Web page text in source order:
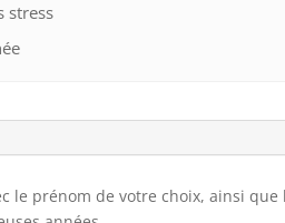
stress
prénom de votre choix, ainsi